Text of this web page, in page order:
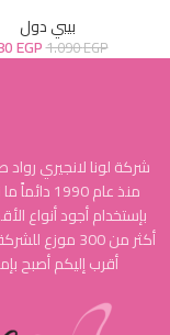
بيبي دول
1.090EGP
EGP
شركة لونا لانجيري
منذ عام
بإستخدام أجود أنواع
أكثر من 300
أقرب إليكم أصبح